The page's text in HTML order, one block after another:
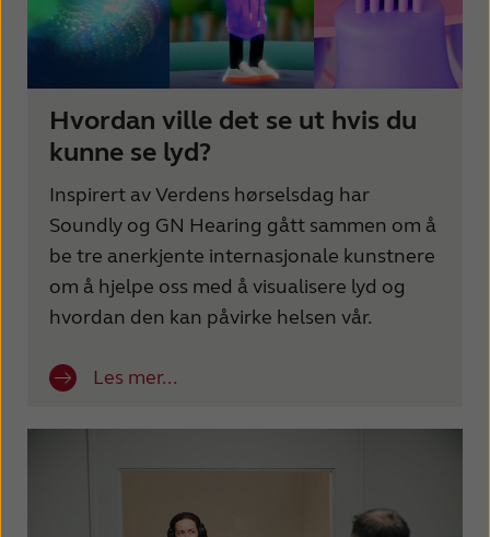
Suomi Sverige
Türkçe United Kingdom
United States Österreich
عربي
Hvordan ville det se ut hvis du
kunne se lyd?
Inspirert av Verdens hørselsdag har
Soundly og GN Hearing gått sammen om å
be tre anerkjente internasjonale kunstnere
om å hjelpe oss med å visualisere lyd og
hvordan den kan påvirke helsen vår.
Les mer...